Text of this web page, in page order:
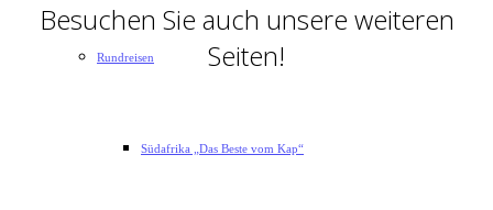
Rundreisen
Südafrika „Das Beste vom Kap“
Besuchen Sie auch unsere weiteren
Seiten!